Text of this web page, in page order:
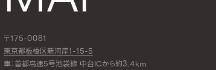
〒175-0081
東京都板橋区新河岸1-15-5
車：首都高速5号池袋線 中台ICから約3.4km